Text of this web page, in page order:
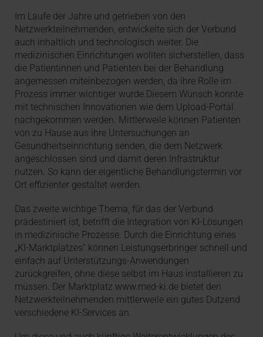
Im Laufe der Jahre und getrieben von den
Netzwerkteilnehmenden, entwickelte sich der Verbund
auch inhaltlich und technologisch weiter. Die
medizinischen Einrichtungen wollten sicherstellen, dass
die Patientinnen und Patienten bei der Behandlung
angemessen miteinbezogen werden, da ihre Rolle im
Prozess immer wichtiger wurde.Diesem Wunsch konnte
mit technischen Innovationen wie dem Upload-Portal
nachgekommen werden. Mittlerweile können Patienten
von zu Hause aus ihre Untersuchungen an
Gesundheitseinrichtung senden, die dem Netzwerk
angeschlossen sind und damit deren Infrastruktur
nutzen. So kann der eigentliche Behandlungstermin vor
Ort effizienter gestaltet werden.
Das zweite wichtige Thema, für das der Verbund
prädestiniert ist, betrifft die Integration von KI-Lösungen
in medizinische Prozesse. Durch die Einrichtung eines
„KI-Marktplatzes“ können Leistungserbringer schnell und
einfach auf Unterstützungs-Anwendungen
zurückgreifen, ohne diese selbst im Haus installieren zu
müssen. Der Marktplatz www.med-ki.de bietet den
Netzwerkteilnehmenden mittlerweile ein gutes Dutzend
verschiedene KI-Services an.